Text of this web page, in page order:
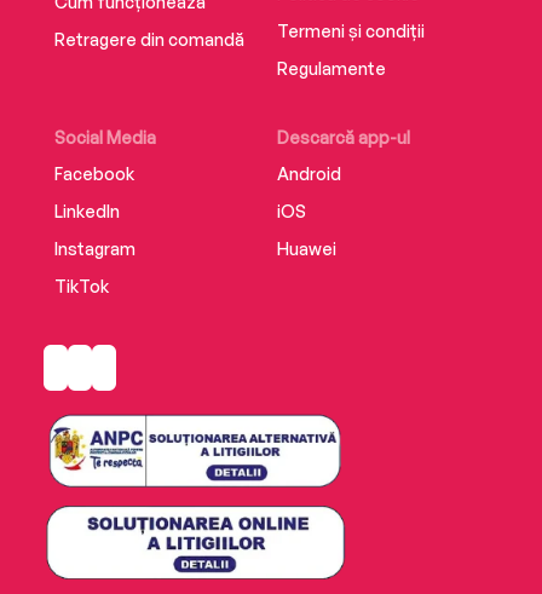
Retragere din comandă
Social Media
Facebook
LinkedIn
Instagram
TikTok
Descarcă app-ul
Android
iOS
Huawei
Termeni și condiții
Regulamente